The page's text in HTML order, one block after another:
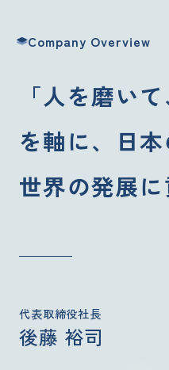
Company Overview
「人を磨い
を軸に、
日
世界の発展に
代表取締役社長
後藤 裕司